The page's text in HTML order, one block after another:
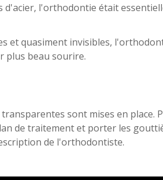
l'orthodontie était
et quasiment invisibles,
plus beau sourire.
sont mises en place.
de traitement et porter les
de l'orthodontiste.